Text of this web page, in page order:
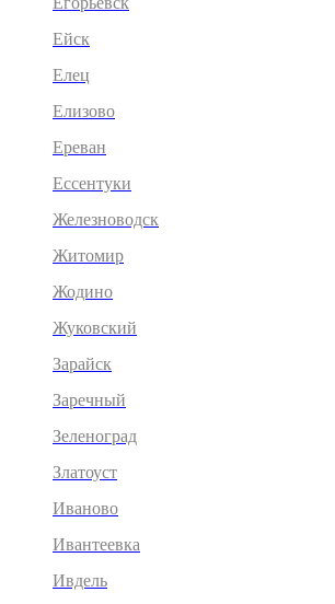
Ейск
Елец
Елизово
Ереван
Ессентуки
Железноводск
Житомир
Жодино
Жуковский
Зарайск
Заречный
Зеленоград
Златоуст
Иваново
Ивантеевка
Ивдель